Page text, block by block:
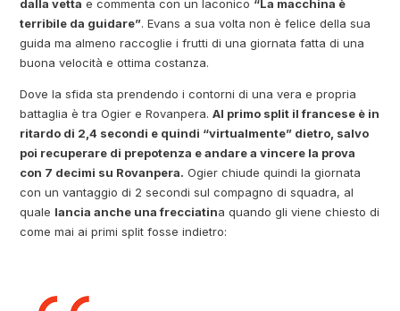
dalla vetta e commenta con un laconico “La macchina è
terribile da guidare”. Evans a sua volta non è felice della sua
guida ma almeno raccoglie i frutti di una giornata fatta di una
buona velocità e ottima costanza.
Dove la sfida sta prendendo i contorni di una vera e propria
battaglia è tra Ogier e Rovanpera.Al primo split il francese è in
ritardo di 2,4 secondi e quindi “virtualmente” dietro, salvo
poi recuperare di prepotenza e andare a vincere la prova
con 7 decimi su Rovanpera. Ogier chiude quindi la giornata
con un vantaggio di 2 secondi sul compagno di squadra, al
quale lancia anche una frecciatina quando gli viene chiesto di
come mai ai primi split fosse indietro: